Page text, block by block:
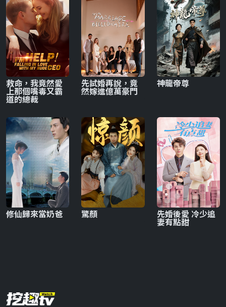
救命，我竟然愛
上那個嘴毒又霸
道的總裁
先試婚再說，竟
然嫁進億萬豪門
神龍帝尊
修仙歸來當奶爸 驚顏 先婚後愛 冷少追
妻有點甜